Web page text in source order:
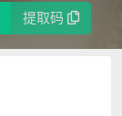
提取码